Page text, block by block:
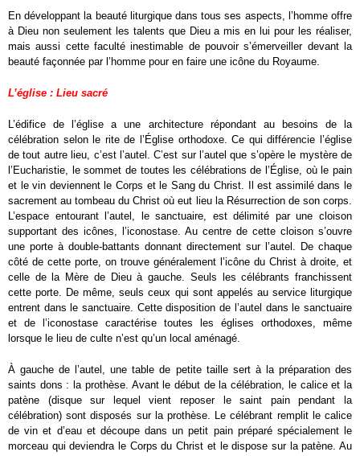
En développant la beauté liturgique dans tous ses aspects, l’homme offre
à Dieu non seulement les talents que Dieu a mis en lui pour les réaliser,
mais aussi cette faculté inestimable de pouvoir s’émerveiller devant la
beauté façonnée par l’homme pour en faire une icône du Royaume.
L’église : Lieu sacré
L’édifice de l’église a une architecture répondant au besoins de la
célébration selon le rite de l’Église orthodoxe. Ce qui différencie l’église
de tout autre lieu, c’est l’autel. C’est sur l’autel que s’opère le mystère de
l’Eucharistie, le sommet de toutes les célébrations de l’Église, où le pain
et le vin deviennent le Corps et le Sang du Christ. Il est assimilé dans le
sacrement au tombeau du Christ où eut lieu la Résurrection de son corps.
L’espace entourant l’autel, le sanctuaire, est délimité par une cloison
supportant des icônes, l’iconostase. Au centre de cette cloison s’ouvre
une porte à double-battants donnant directement sur l’autel. De chaque
côté de cette porte, on trouve généralement l’icône du Christ à droite, et
celle de la Mère de Dieu à gauche. Seuls les célébrants franchissent
cette porte. De même, seuls ceux qui sont appelés au service liturgique
entrent dans le sanctuaire. Cette disposition de l’autel dans le sanctuaire
et de l’iconostase caractérise toutes les églises orthodoxes, même
lorsque le lieu de culte n’est qu’un local aménagé.
À gauche de l’autel, une table de petite taille sert à la préparation des
saints dons : la prothèse. Avant le début de la célébration, le calice et la
patène (disque sur lequel vient reposer le saint pain pendant la
célébration) sont disposés sur la prothèse. Le célébrant remplit le calice
de vin et d’eau et découpe dans un petit pain préparé spécialement le
morceau qui deviendra le Corps du Christ et le dispose sur la patène. Au